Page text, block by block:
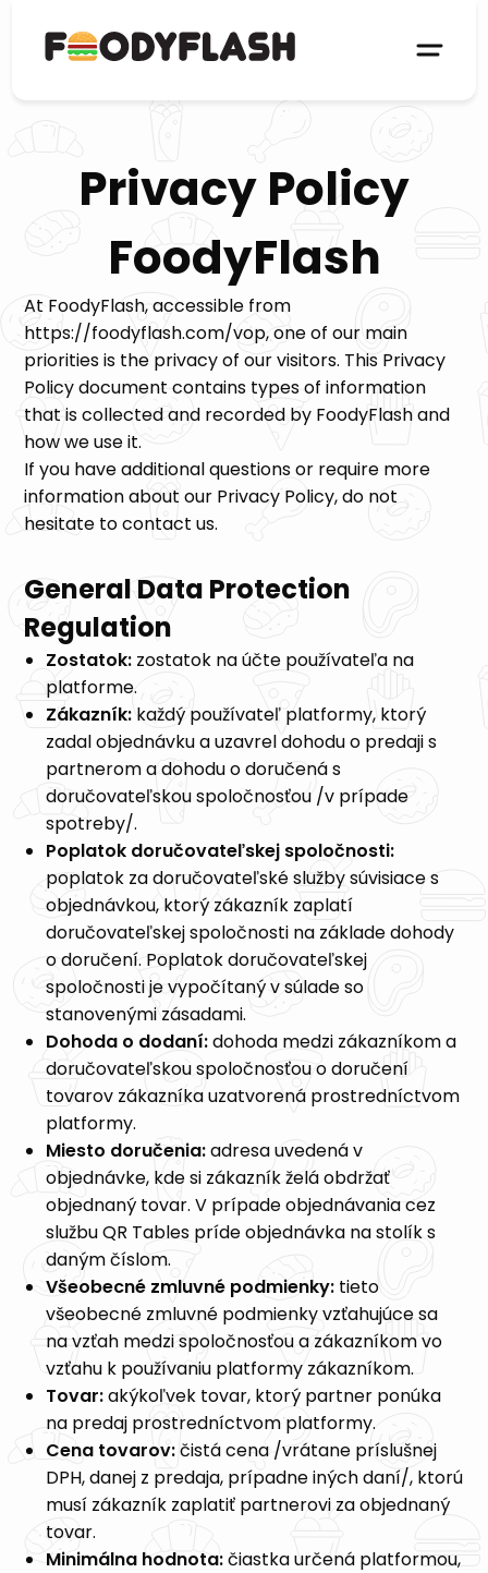
Privacy Policy
FoodyFlash
At FoodyFlash, accessible from
https://foodyflash.com/vop, one of our main
priorities is the privacy of our visitors. This Privacy
Policy document contains types of information
that is collected and recorded by FoodyFlash and
how we use it.
If you have additional questions or require more
information about our Privacy Policy, do not
hesitate to contact us.
General Data Protection
Regulation
Zostatok: zostatok na účte používateľa na
platforme.
Zákazník: každý používateľ platformy, ktorý
zadal objednávku a uzavrel dohodu o predaji s
partnerom a dohodu o doručená s
doručovateľskou spoločnosťou /v prípade
spotreby/.
Poplatok doručovateľskej spoločnosti:
poplatok za doručovateľské služby súvisiace s
objednávkou, ktorý zákazník zaplatí
doručovateľskej spoločnosti na základe dohody
o doručení. Poplatok doručovateľskej
spoločnosti je vypočítaný v súlade so
stanovenými zásadami.
Dohoda o dodaní:dohoda medzi zákazníkom a
doručovateľskou spoločnosťou o doručení
tovarov zákazníka uzatvorená prostredníctvom
platformy.
Miesto doručenia:adresa uvedená v
objednávke, kde si zákazník želá obdržať
objednaný tovar. V prípade objednávania cez
službu QR Tables príde objednávka na stolík s
daným číslom.
Všeobecné zmluvné podmienky: tieto
všeobecné zmluvné podmienky vzťahujúce sa
na vzťah medzi spoločnosťou a zákazníkom vo
vzťahu k používaniu platformy zákazníkom.
Tovar:akýkoľvek tovar, ktorý partner ponúka
na predaj prostredníctvom platformy.
Cena tovarov:čistá cena /vrátane príslušnej
DPH, danej z predaja, prípadne iných daní/, ktorú
musí zákazník zaplatiť partnerovi za objednaný
tovar.
Minimálna hodnota:čiastka určená platformou,